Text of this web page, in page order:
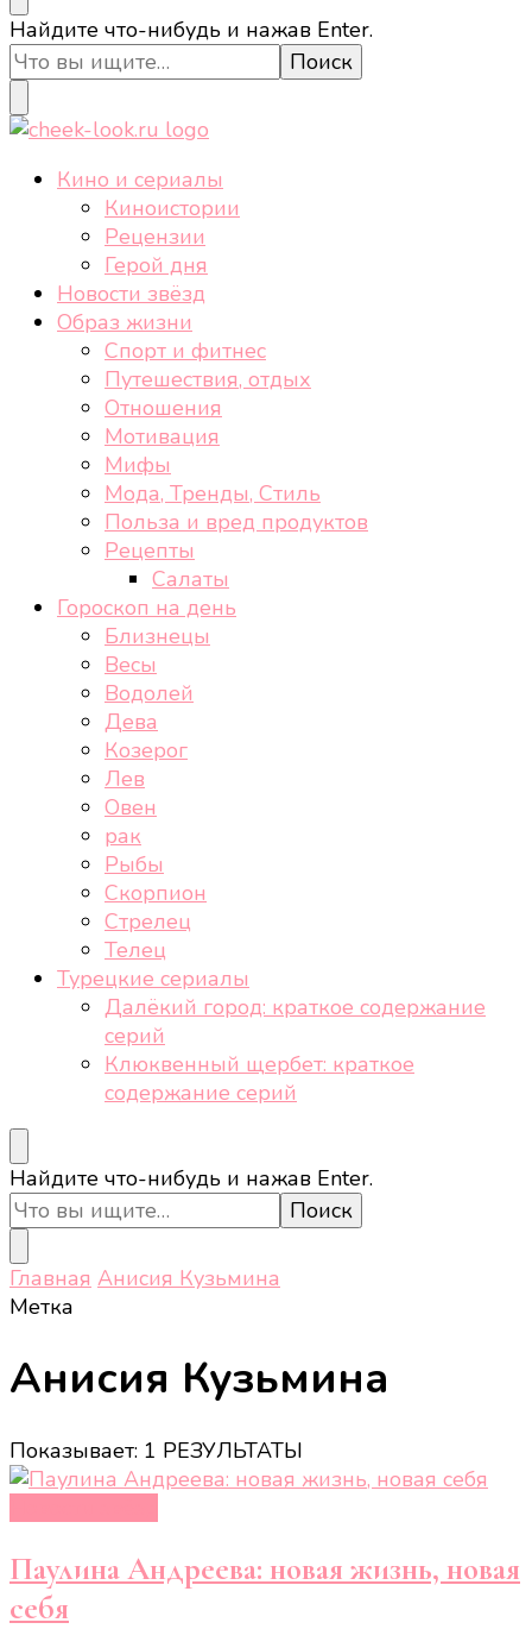
cheek-look.ru
Женский сайт о звездах и кино, а также трендах,
здоровом образе жизни, спорте, стиле, отдыхе и
еде.
Ищите
что-
то?
Найдите что-нибудь и нажав Enter.
cheek-look.ru
Женский сайт о звездах и кино, а также трендах,
здоровом образе жизни, спорте, стиле, отдыхе и
Кино и сериалы
Киноистории
Рецензии
Герой дня
Новости звёзд
Образ жизни
Спорт и фитнес
Путешествия, отдых
Отношения
Мотивация
Мифы
Мода, Тренды, Стиль
Польза и вред продуктов
Рецепты
Салаты
Гороскоп на день
Близнецы
Весы
Водолей
Дева
Козерог
Лев
Овен
рак
Рыбы
Скорпион
Стрелец
Телец
Турецкие сериалы
Далёкий город: краткое содержание
серий
Клюквенный щербет: краткое
содержание серий
Ищите
что-
то?
Найдите что-нибудь и нажав Enter.
Главная Анисия Кузьмина
Метка
Анисия Кузьмина
Показывает: 1 РЕЗУЛЬТАТЫ
Паулина Андреева: новая жизнь, новая
себя